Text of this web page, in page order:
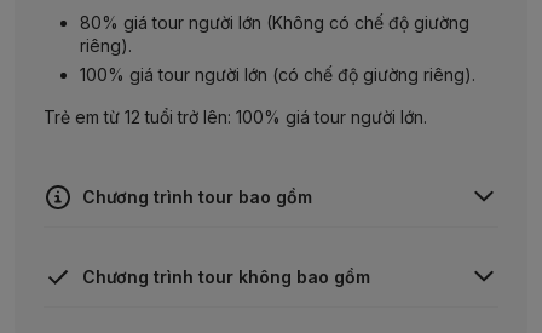
80% giá tour người lớn (Không có chế độ giường
riêng).
100% giá tour người lớn (có chế độ giường riêng).
Trẻ em từ 12 tuổi trở lên: 100% giá tour người lớn.
Chương trình tour bao gồm
Thị thực nhập cảnh Trung Quốc.
Chương trình tour không bao gồm